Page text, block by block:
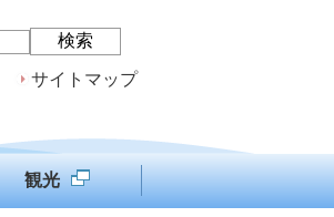
サイトマップ
観光